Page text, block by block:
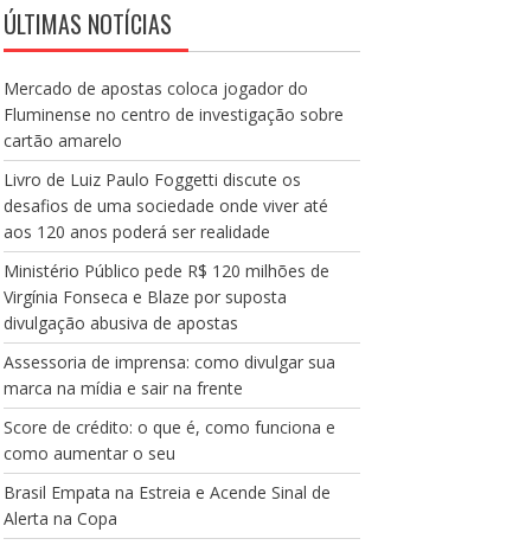
ÚLTIMAS NOTÍCIAS
Mercado de apostas coloca jogador do
Fluminense no centro de investigação sobre
cartão amarelo
Livro de Luiz Paulo Foggetti discute os
desafios de uma sociedade onde viver até
aos 120 anos poderá ser realidade
Ministério Público pede R$ 120 milhões de
Virgínia Fonseca e Blaze por suposta
divulgação abusiva de apostas
Assessoria de imprensa: como divulgar sua
marca na mídia e sair na frente
Score de crédito: o que é, como funciona e
como aumentar o seu
Brasil Empata na Estreia e Acende Sinal de
Alerta na Copa